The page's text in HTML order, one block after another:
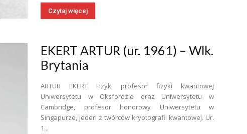
Czytaj więcej
EKERT ARTUR (ur. 1961) – Wlk.
Brytania
ARTUR EKERT Fizyk, profesor fizyki kwantowej
Uniwersytetu w Oksfordzie oraz Uniwersytetu w
Cambridge, profesor honorowy Uniwersytetu w
Singapurze, jeden z twórców kryptografii kwantowej. Ur.
1...